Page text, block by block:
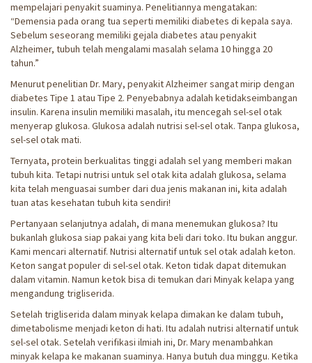
mempelajari penyakit suaminya. Penelitiannya mengatakan:
“Demensia pada orang tua seperti memiliki diabetes di kepala saya.
Sebelum seseorang memiliki gejala diabetes atau penyakit
Alzheimer, tubuh telah mengalami masalah selama 10 hingga 20
tahun.”
Menurut penelitian Dr. Mary, penyakit Alzheimer sangat mirip dengan
diabetes Tipe 1 atau Tipe 2. Penyebabnya adalah ketidakseimbangan
insulin. Karena insulin memiliki masalah, itu mencegah sel-sel otak
menyerap glukosa. Glukosa adalah nutrisi sel-sel otak. Tanpa glukosa,
sel-sel otak mati.
Ternyata, protein berkualitas tinggi adalah sel yang memberi makan
tubuh kita. Tetapi nutrisi untuk sel otak kita adalah glukosa, selama
kita telah menguasai sumber dari dua jenis makanan ini, kita adalah
tuan atas kesehatan tubuh kita sendiri!
Pertanyaan selanjutnya adalah, di mana menemukan glukosa? Itu
bukanlah glukosa siap pakai yang kita beli dari toko. Itu bukan anggur.
Kami mencari alternatif. Nutrisi alternatif untuk sel otak adalah keton.
Keton sangat populer di sel-sel otak. Keton tidak dapat ditemukan
dalam vitamin. Namun ketok bisa di temukan dari Minyak kelapa yang
mengandung trigliserida.
Setelah trigliserida dalam minyak kelapa dimakan ke dalam tubuh,
dimetabolisme menjadi keton di hati. Itu adalah nutrisi alternatif untuk
sel-sel otak. Setelah verifikasi ilmiah ini, Dr. Mary menambahkan
minyak kelapa ke makanan suaminya. Hanya butuh dua minggu. Ketika